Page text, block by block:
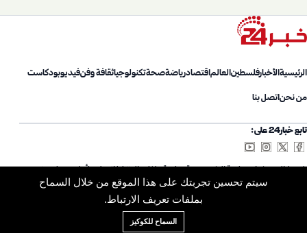
الرئيسيةالأخبارفلسطينالعالماقتصادرياضةصحةتكنولوجياثقافة وفنفيديوبودكاست
من نحناتصل بنا
تابع خبار24 على:
شروط الاستخدامسياسة الخصوصيةسياسة ملفات الارتباطاتصل بناأعلن معنامن نحن
سيتم تحسين تجربتك على هذا الموقع من خلال السماح
بملفات تعريف الارتباط.
السماح للكوكيز